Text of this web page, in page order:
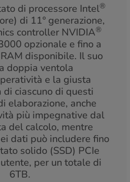
di processore Intel®
di 11° generazione,
controller NVIDIA®
opzionale e fino a
disponibile. Il suo
doppia ventola
e la giusta
ciascuno di questi
elaborazione, anche
più impegnative dal
del calcolo, mentre
dati può includere fino
solido (SSD) PCIe
per un totale di
6TB.